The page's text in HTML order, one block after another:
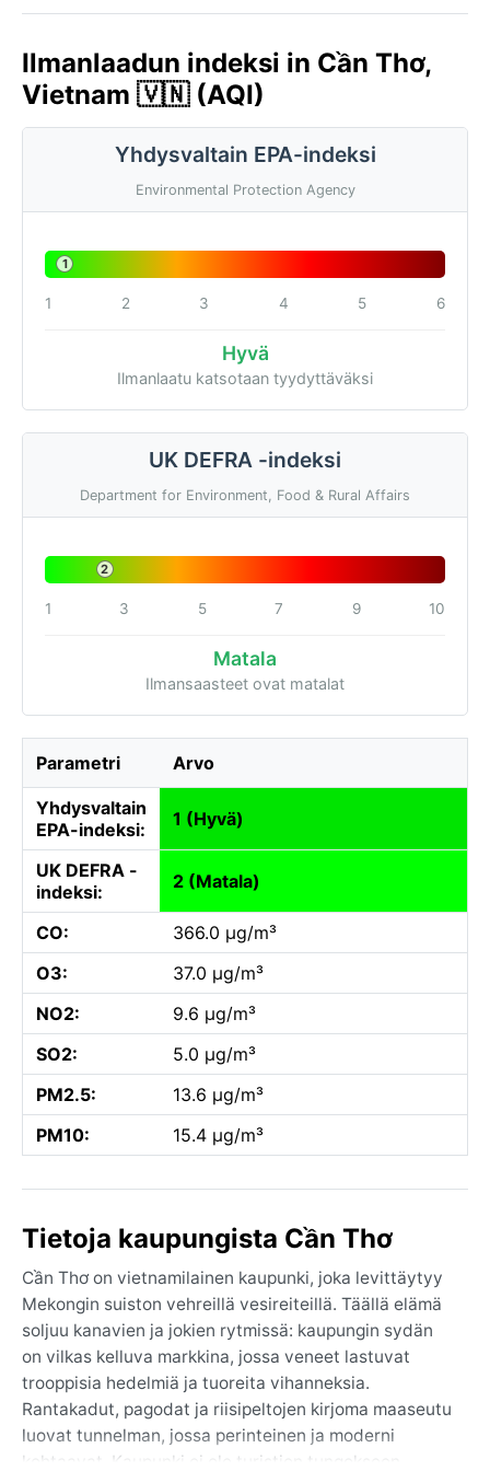
Ilmanlaadun indeksi in Cần Thơ,
Vietnam 🇻🇳 (AQI)
Yhdysvaltain EPA-indeksi
Environmental Protection Agency
1
1 2 3 4 5 6
Hyvä
Ilmanlaatu katsotaan tyydyttäväksi
UK DEFRA -indeksi
Department for Environment, Food & Rural Affairs
2
1 3 5 7 9 10
Matala
Ilmansaasteet ovat matalat
Parametri Arvo
Yhdysvaltain
EPA-indeksi:
1 (Hyvä)
UK DEFRA -
indeksi:
2 (Matala)
CO:
366.0 µg/m³
O3:
37.0 µg/m³
NO2:
9.6 µg/m³
SO2:
5.0 µg/m³
PM2.5:
13.6 µg/m³
PM10:
15.4 µg/m³
Tietoja kaupungista Cần Thơ
Cần Thơ on vietnamilainen kaupunki, joka levittäytyy
Mekongin suiston vehreillä vesireiteillä. Täällä elämä
soljuu kanavien ja jokien rytmissä: kaupungin sydän
on vilkas kelluva markkina, jossa veneet lastuvat
trooppisia hedelmiä ja tuoreita vihanneksia.
Rantakadut, pagodat ja riisipeltojen kirjoma maaseutu
luovat tunnelman, jossa perinteinen ja moderni
kohtaavat. Kaupunki ei ole turistien tungokseen